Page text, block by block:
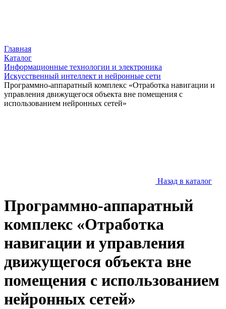
Главная
Каталог
Информационные технологии и электроника
Искусственный интеллект и нейронные сети
Программно-аппаратный комплекс «Отработка навигации и
управления движущегося объекта вне помещения с
использованием нейронных сетей»
Назад в каталог
Программно-аппаратный
комплекс «Отработка
навигации и управления
движущегося объекта вне
помещения с использованием
нейронных сетей»